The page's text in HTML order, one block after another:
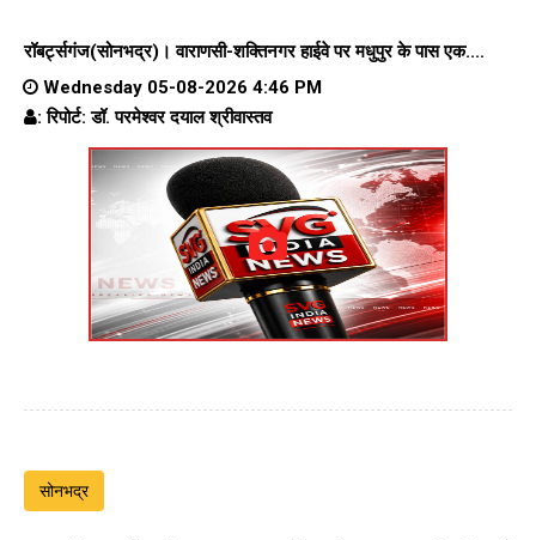
रॉबर्ट्सगंज(सोनभद्र)। वाराणसी-शक्तिनगर हाईवे परमधुपुर के पास एक....
Wednesday 05-08-2026 4:46 PM
: रिपोर्ट: डॉ. परमेश्वर दयाल श्रीवास्तव
सोनभद्र